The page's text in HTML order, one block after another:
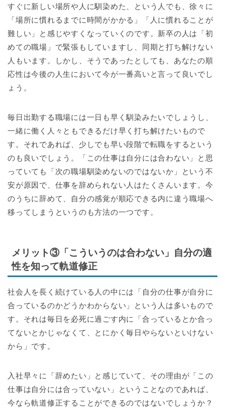
すぐに新しい場所や人に馴染めた、という人でも、徐々に
「場所に慣れるまでに時間がかかる」「人に慣れることが
難しい」と感じやすくなっていくのです。新卒の人は「初
めての職場」で緊張もしていますし、同期と打ち解けない
人もいます。しかし、そうであったとしても、あなたの順
応性は今後の人生において今が一番高いと言って良いでし
ょう。
毎日出勤する職場には一日も早く馴染みたいでしょうし、
一緒に働く人々ともできるだけ早く打ち解けたいもので
す。それであれば、少しでも早い段階で転職をするという
のも良いでしょう。「この仕事は自分には合わない」と思
っていても「次の職場馴染めないのではないか」という不
安が原因で、仕事を辞められない人はたくさんいます。今
のうちに辞めて、自分の感覚が順応できる内に違う職場へ
移ってしまうというのも方法の一つです。
メリット③「こういうのは合わない」自分の適
性を知って軌道修正
社会人を長く続けている人の中には「自分の仕事が自分に
合っているのかどうかわからない」という人は多いもので
す。それは毎日を必死に過ごす内に「合っているとか合っ
てないとかじゃなくて、とにかく毎日やらないといけない
から」です。
入社早々に「辞めたい」と感じていて、その理由が「この
仕事は自分には合っていない」ということなのであれば、
今なら軌道修正することができるのではないでしょうか？